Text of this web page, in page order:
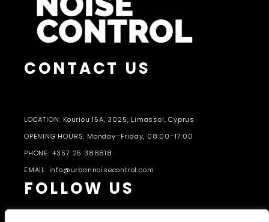
CONTACT US
LOCATION: Kouriou 15A, 3025, Limassol, Cyprus
OPENING HOURS: Monday–Friday, 08:00–17:00
PHONE: +357 25 388818
EMAIL: info@urbannoisecontrol.com
FOLLOW US